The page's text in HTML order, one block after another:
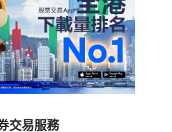
交易服務